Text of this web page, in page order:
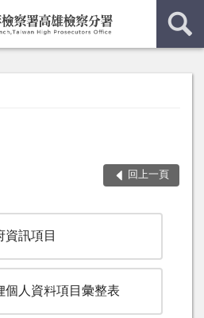
回上一頁
資訊項目
個人資料項目彙整表